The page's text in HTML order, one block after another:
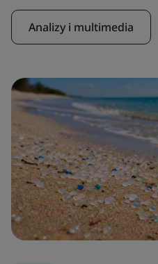
Analizy i multimedia